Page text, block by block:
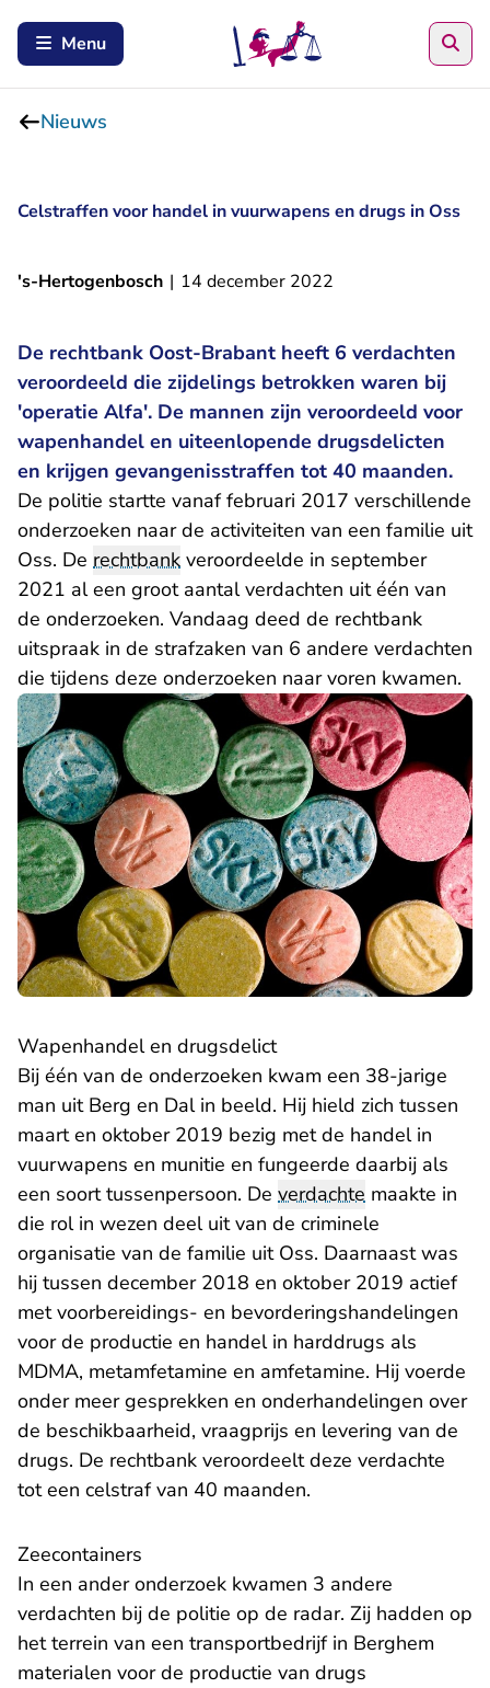
Menu
Nieuws
Celstraffen voor handel in vuurwapens en drugs in Oss
's-Hertogenbosch | 14 december 2022
De rechtbank Oost-Brabant heeft 6 verdachten
veroordeeld die zijdelings betrokken waren bij
'operatie Alfa'. De mannen zijn veroordeeld voor
wapenhandel en uiteenlopende drugsdelicten
en krijgen gevangenisstraffen tot 40 maanden.
De politie startte vanaf februari 2017 verschillende
onderzoeken naar de activiteiten van een familie uit
Oss. De rechtbank veroordeelde in september
2021 al een groot aantal verdachten uit één van
de onderzoeken. Vandaag deed de rechtbank
uitspraak in de strafzaken van 6 andere verdachten
die tijdens deze onderzoeken naar voren kwamen.
Wapenhandel en drugsdelict
Bij één van de onderzoeken kwam een 38-jarige
man uit Berg en Dal in beeld. Hij hield zich tussen
maart en oktober 2019 bezig met de handel in
vuurwapens en munitie en fungeerde daarbij als
een soort tussenpersoon. De verdachte maakte in
die rol in wezen deel uit van de criminele
organisatie van de familie uit Oss. Daarnaast was
hij tussen december 2018 en oktober 2019 actief
met voorbereidings- en bevorderingshandelingen
voor de productie en handel in harddrugs als
MDMA, metamfetamine en amfetamine. Hij voerde
onder meer gesprekken en onderhandelingen over
de beschikbaarheid, vraagprijs en levering van de
drugs. De rechtbank veroordeelt deze verdachte
tot een celstraf van 40 maanden.
Zeecontainers
In een ander onderzoek kwamen 3 andere
verdachten bij de politie op de radar. Zij hadden op
het terrein van een transportbedrijf in Berghem
materialen voor de productie van drugs